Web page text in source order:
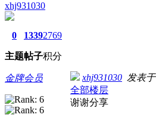
xhj931030
0
主题
1339
帖子
2769
积分
金牌会员 xhj931030 发表于
全部楼层
谢谢分享